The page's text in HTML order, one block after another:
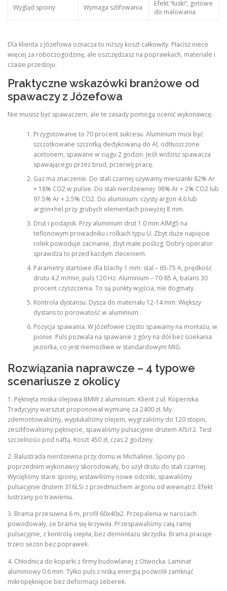
Wygląd spoiny Wymaga szlifowania
Efekt “łuski”, gotowe
do malowania
Dla klienta z Józefowa oznacza to niższy koszt całkowity. Płacisz nieco
więcej za roboczogodzinę, ale oszczędzasz na poprawkach, materiale i
czasie przestoju.
Praktyczne wskazówki branżowe od
spawaczy z Józefowa
Nie musisz być spawaczem, ale te zasady pomogą ocenić wykonawcę:
Przygotowanie to 70 procent sukcesu. Aluminium musi być
szczotkowane szczotką dedykowaną do Al, odtłuszczone
acetonem, spawane w ciągu 2 godzin. Jeśli widzisz spawacza
spawającego przez brud, przerwij pracę.
Gaz ma znaczenie. Do stali czarnej używamy mieszanki 82% Ar
+ 18% CO2 w pulsie. Do stali nierdzewnej: 98% Ar + 2% CO2 lub
97.5% Ar + 2.5% CO2. Do aluminium: czysty argon 4.6 lub
argon+hel przy grubych elementach powyżej 8 mm.
Drut i podajnik. Przy aluminium drut 1.0 mm AlMg5 na
teflonowym prowadniku i rolkach typu U. Zbyt duże napięcie
rolek powoduje zacinanie, zbyt małe poślizg. Dobry operator
sprawdza to przed każdym zleceniem.
Parametry startowe dla blachy 1 mm: stal – 65-75 A, prędkość
drutu 4.2 m/min, puls 120 Hz. Aluminium – 70-85 A, balans 30
procent czyszczenia. To są punkty wyjścia, nie dogmaty.
Kontrola dystansu. Dysza do materiału 12-14 mm. Większy
dystans to porowatość w aluminium.
Pozycja spawania. W Józefowie często spawamy na montażu, w
pionie. Puls pozwala na spawanie z góry na dół bez ściekania
jeziorka, co jest niemożliwe w standardowym MIG.
Rozwiązania naprawcze – 4 typowe
scenariusze z okolicy
1. Pęknięta miska olejowa BMW z aluminium. Klient z ul. Kopernika.
Tradycyjny warsztat proponował wymianę za 2400 zł. My
zdemontowaliśmy, wypłukaliśmy olejem, wygrzaliśmy do 120 stopni,
zeszlifowaliśmy pęknięcie, spawaliśmy pulsacyjnie drutem AlSi12. Test
szczelności pod naftą. Koszt 450 zł, czas 2 godziny.
2. Balustrada nierdzewna przy domu w Michalinie. Spoiny po
poprzednim wykonawcy skorodowały, bo użył drutu do stali czarnej.
Wycięliśmy stare spoiny, wstawiliśmy nowe odcinki, spawaliśmy
pulsacyjnie drutem 316LSi z przedmuchem argonu od wewnątrz. Efekt
lustrzany po trawieniu.
3. Brama przesuwna 6 m, profil 60x40x2. Przepalenia w narożach
powodowały, że brama się krzywiła. Przespawaliśmy całą ramę
pulsacyjnie, z kontrolą ciepła, bez demontażu skrzydła. Brama pracuje
trzeci sezon bez poprawek.
4. Chłodnica do koparki z firmy budowlanej z Otwocka. Laminat
aluminiowy 0.6 mm. Tylko puls z niską energią pozwolił zamknąć
mikropęknięcie bez deformacji żeberek.